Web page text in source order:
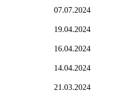
07.07.2024
19.04.2024
16.04.2024
14.04.2024
21.03.2024